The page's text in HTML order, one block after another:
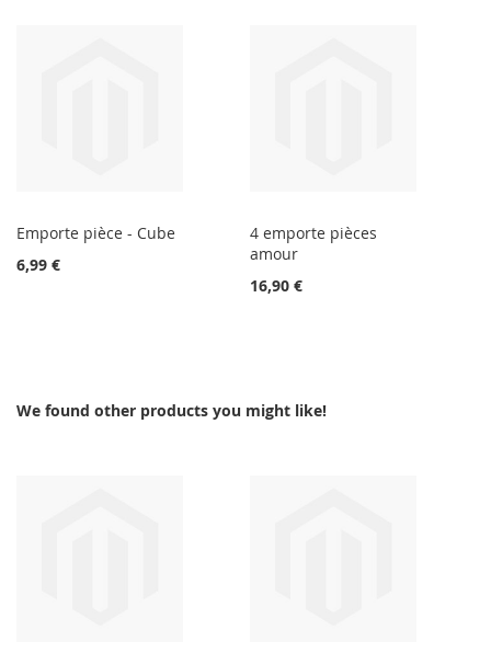
Emporte pièce - Cube
6,99 €
4 emporte pièces
amour
16,90 €
We found other products you might like!